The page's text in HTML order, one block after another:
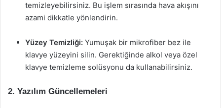
temizleyebilirsiniz. Bu işlem sırasında hava akışını
azami dikkatle yönlendirin.
Yüzey Temizliği: Yumuşak bir mikrofiber bez ile
klavye yüzeyini silin. Gerektiğinde alkol veya özel
klavye temizleme solüsyonu da kullanabilirsiniz.
2. Yazılım Güncellemeleri